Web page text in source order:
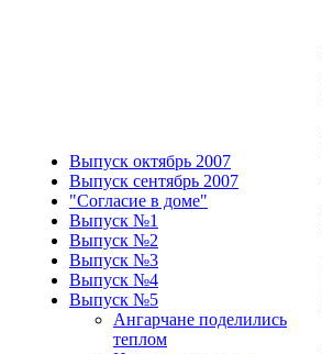
Выпуск октябрь 2007
Выпуск сентябрь 2007
"Согласие в доме"
Выпуск №1
Выпуск №2
Выпуск №3
Выпуск №4
Выпуск №5
Ангарчане поделились
теплом